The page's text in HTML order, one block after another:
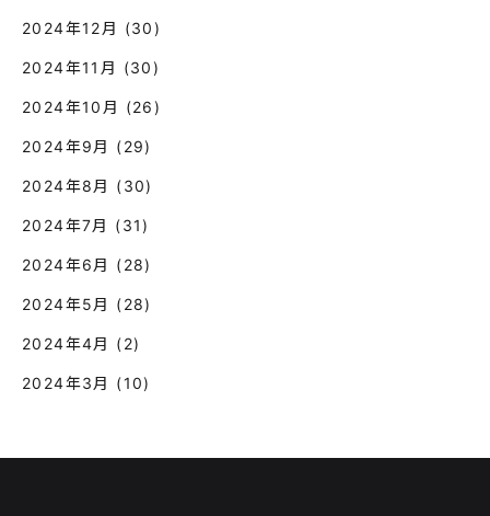
2024年12月 (30)
2024年11月 (30)
2024年10月 (26)
2024年9月 (29)
2024年8月 (30)
2024年7月 (31)
2024年6月 (28)
2024年5月 (28)
2024年4月 (2)
2024年3月 (10)